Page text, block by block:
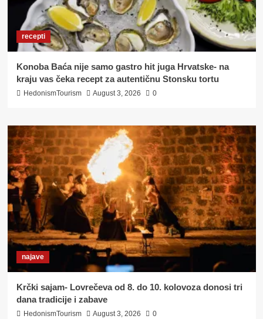
recepti
Konoba Baća nije samo gastro hit juga Hrvatske- na
kraju vas čeka recept za autentičnu Stonsku tortu
HedonismTourism August 3, 2026 0
najave
Krčki sajam- Lovrečeva od 8. do 10. kolovoza donosi tri
dana tradicije i zabave
HedonismTourism August 3, 2026 0